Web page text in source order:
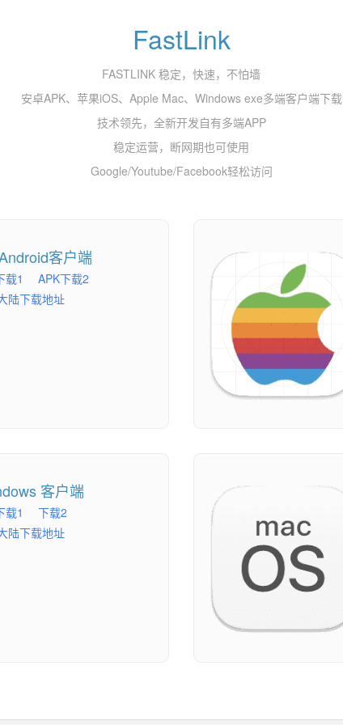
FastLink
FASTLINK 稳定，快速，不怕墙
安卓APK、苹果iOS、Apple Mac、Windows exe多端客户端下载
技术领先，全新开发自有多端APP
稳定运营，断网期也可使用
Google/Youtube/Facebook轻松访问
客户端
载1
APK下载2
陆下载地址
客户端
载1
下载2
陆下载地址